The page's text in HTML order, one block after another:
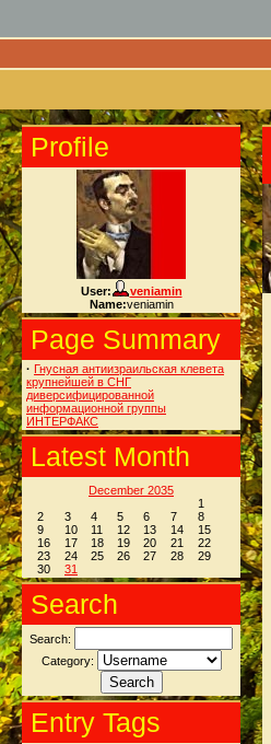
Profile
User:
veniamin
Name:veniamin
Page Summary
· Гнусная антиизраильская клевета
крупнейшей в СНГ
диверсифицированной
информационной группы
ИНТЕРФАКС
Latest Month
December 2035
1
2
3 4 5 6 7
8
9
10 11 12 13 14
15
16
17 18 19 20 21
22
23
24 25 26 27 28
29
30
31
Search
Search:
Category:
Entry Tags